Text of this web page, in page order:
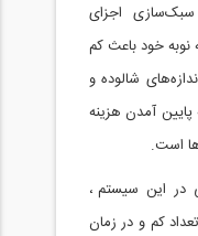
اجزای
نوبه خود باعث کم
شالوده و
پایین آمدن هزینه
است.
در این سیستم ،
کم و در زمان